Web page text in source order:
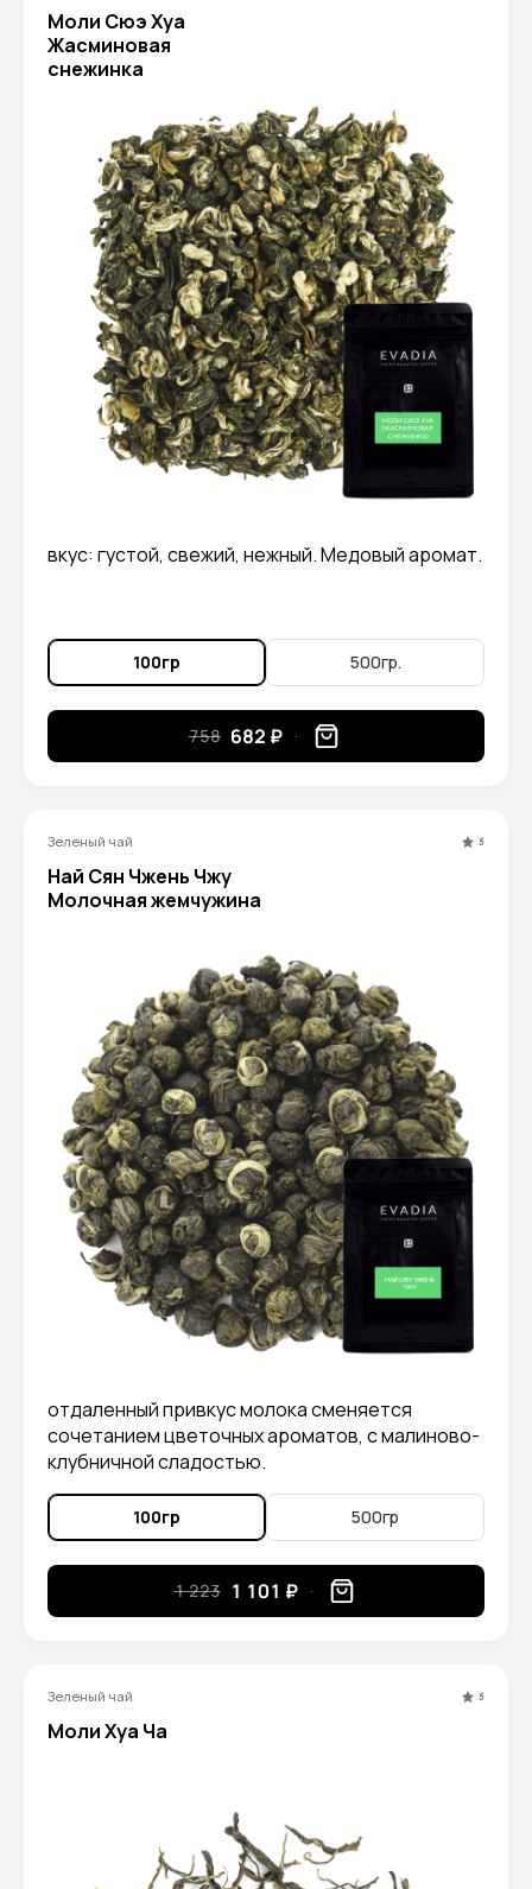
Моли Сюэ Хуа
Жасминовая
снежинка
вкус: густой, свежий, нежный. Медовый аромат.
100гр 500гр.
758 682 ₽
Зеленый чай 5
Най Сян Чжень Чжу
Молочная жемчужина
отдаленный привкус молока сменяется
сочетанием цветочных ароматов, с малиново-
клубничной сладостью.
100гр 500гр
1 223 1 101 ₽
Зеленый чай 5
Моли Хуа Ча